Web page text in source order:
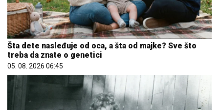
Šta dete nasleđuje od oca, a šta od majke? Sve što
treba da znate o genetici
05. 08. 2026 06:45